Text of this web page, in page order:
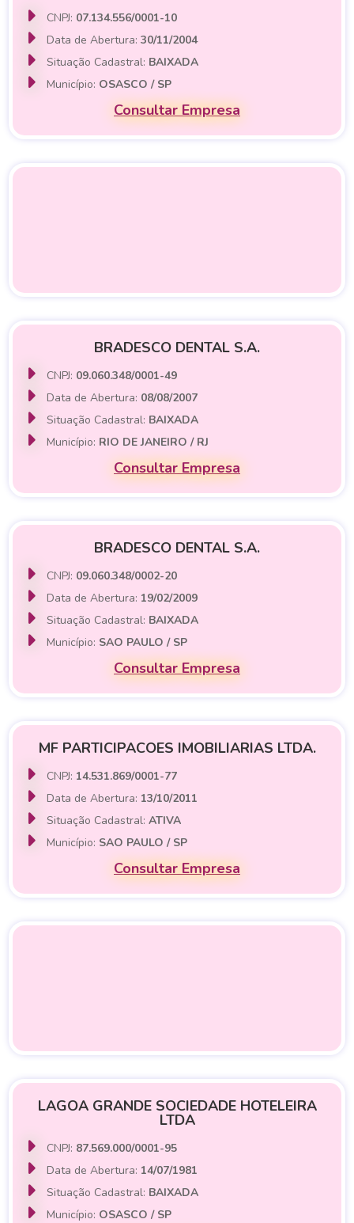
CNPJ: 07.134.556/0001-10
Data de Abertura:30/11/2004
Situação Cadastral: BAIXADA
Município: OSASCO / SP
Consultar Empresa
BRADESCO DENTAL S.A.
CNPJ: 09.060.348/0001-49
Data de Abertura: 08/08/2007
Situação Cadastral: BAIXADA
Município: RIO DE JANEIRO / RJ
Consultar Empresa
BRADESCO DENTAL S.A.
CNPJ: 09.060.348/0002-20
Data de Abertura: 19/02/2009
Situação Cadastral: BAIXADA
Município: SAO PAULO / SP
Consultar Empresa
MF PARTICIPACOES IMOBILIARIAS LTDA.
CNPJ: 14.531.869/0001-77
Data de Abertura: 13/10/2011
Situação Cadastral:ATIVA
Município: SAO PAULO / SP
Consultar Empresa
LAGOA GRANDE SOCIEDADE HOTELEIRA
LTDA
CNPJ: 87.569.000/0001-95
Data de Abertura: 14/07/1981
Situação Cadastral: BAIXADA
Município: OSASCO / SP